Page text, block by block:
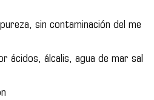
sin contaminación del me
ácidos, álcalis, agua de mar sal